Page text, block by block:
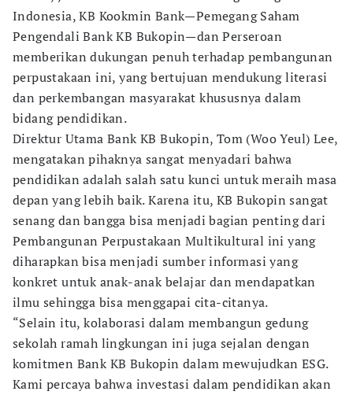
Indonesia, KB Kookmin Bank—Pemegang Saham
Pengendali Bank KB Bukopin—dan Perseroan
memberikan dukungan penuh terhadap pembangunan
perpustakaan ini, yang bertujuan mendukung literasi
dan perkembangan masyarakat khususnya dalam
bidang pendidikan.
Direktur Utama Bank KB Bukopin, Tom (Woo Yeul) Lee,
mengatakan pihaknya sangat menyadari bahwa
pendidikan adalah salah satu kunci untuk meraih masa
depan yang lebih baik. Karena itu, KB Bukopin sangat
senang dan bangga bisa menjadi bagian penting dari
Pembangunan Perpustakaan Multikultural ini yang
diharapkan bisa menjadi sumber informasi yang
konkret untuk anak-anak belajar dan mendapatkan
ilmu sehingga bisa menggapai cita-citanya.
“Selain itu, kolaborasi dalam membangun gedung
sekolah ramah lingkungan ini juga sejalan dengan
komitmen Bank KB Bukopin dalam mewujudkan ESG.
Kami percaya bahwa investasi dalam pendidikan akan